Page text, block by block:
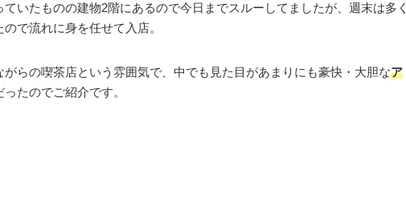
いたものの建物2階にあるので今日までスルーしてましたが、週末は多く
で流れに身を任せて入店。
らの喫茶店という雰囲気で、中でも見た目があまりにも豪快・大胆なア
たのでご紹介です。